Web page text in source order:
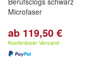
Microfaser
ab 119,50 €
Kostenloser Versand